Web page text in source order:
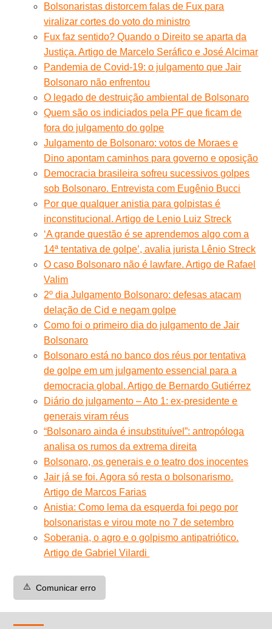
Bolsonaristas distorcem falas de Fux para
viralizar cortes do voto do ministro
Fux faz sentido? Quando o Direito se aparta da
Justiça. Artigo de Marcelo Seráfico e José Alcimar
Pandemia de Covid-19: o julgamento que Jair
Bolsonaro não enfrentou
O legado de destruição ambiental de Bolsonaro
Quem são os indiciados pela PF que ficam de
fora do julgamento do golpe
Julgamento de Bolsonaro: votos de Moraes e
Dino apontam caminhos para governo e oposição
Democracia brasileira sofreu sucessivos golpes
sob Bolsonaro. Entrevista com Eugênio Bucci
Por que qualquer anistia para golpistas é
inconstitucional. Artigo de Lenio Luiz Streck
‘A grande questão é se aprendemos algo com a
14ª tentativa de golpe’, avalia jurista Lênio Streck
O caso Bolsonaro não é lawfare. Artigo de Rafael
Valim
2º dia Julgamento Bolsonaro: defesas atacam
delação de Cid e negam golpe
Como foi o primeiro dia do julgamento de Jair
Bolsonaro
Bolsonaro está no banco dos réus por tentativa
de golpe em um julgamento essencial para a
democracia global. Artigo de Bernardo Gutiérrez
Diário do julgamento – Ato 1: ex-presidente e
generais viram réus
“Bolsonaro ainda é insubstituível”: antropóloga
analisa os rumos da extrema direita
Bolsonaro, os generais e o teatro dos inocentes
Jair já se foi. Agora só resta o bolsonarismo.
Artigo de Marcos Farias
Anistia: Como lema da esquerda foi pego por
bolsonaristas e virou mote no 7 de setembro
Soberania, o agro e o golpismo antipatriótico.
Artigo de Gabriel Vilardi
⚠️ Comunicar erro